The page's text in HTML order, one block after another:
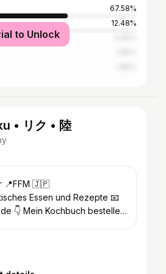
67.58%
12.48%
to Unlock
• リク • 陸
📍FFM 🇯🇵
Essen und Rezepte 📧
👇 Mein Kochbuch bestellen